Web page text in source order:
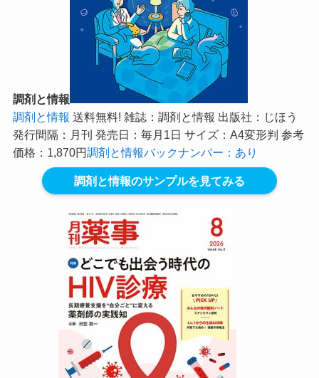
調剤と情報
調剤と情報 送料無料! 雑誌：調剤と情報 出版社：じほう
発行間隔：月刊 発売日：毎月1日 サイズ：A4変形判 参考
価格：1,870円調剤と情報バックナンバー：あり
調剤と情報のサンプルを見てみる